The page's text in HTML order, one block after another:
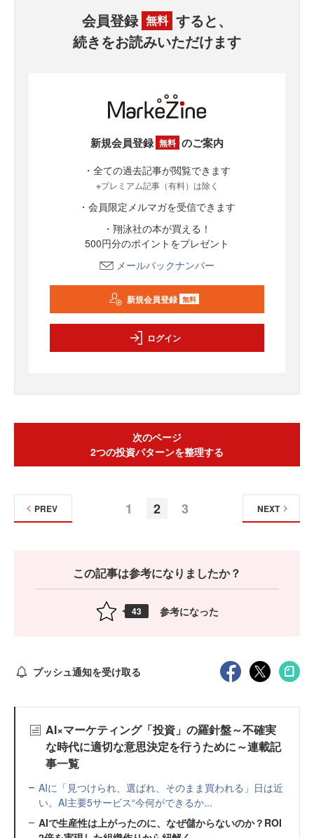
会員登録 無料 すると、
続きをお読みいただけます
新規会員登録 無料 のご案内
・全ての過去記事が閲覧できます
※プレミアム記事（有料）は除く
・会員限定メルマガを受信できます
・翔泳社の本が買える！
500円分のポイントをプレゼント
メールバックナンバー
新規会員登録 無料
ログイン
次のページ
2つの投資パターンを整理する
1 2 3
PREV NEXT
この記事は参考になりましたか？
43 参考になった
プッシュ通知を受け取る
AI×マーケティング「投資」の羅針盤～不確実
な時代に適切な意思決定を行うために～連載記
事一覧
AIに「見つけられ、選ばれ、そのまま買われる」日は近
い。AI主要5サービス“今何ができるか...
AIで生産性は上がったのに、なぜ儲からないのか？ROI